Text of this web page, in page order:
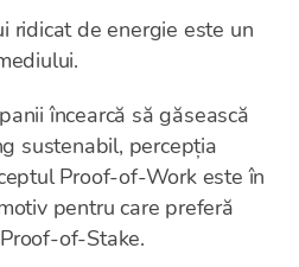
ridicat de energie este un
încearcă să găsească
sustenabil, percepția
Proof-of-Work este în
pentru care preferă
of-Stake.